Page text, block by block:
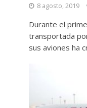
8 agosto, 2019
Durante el
transportada
sus aviones ha